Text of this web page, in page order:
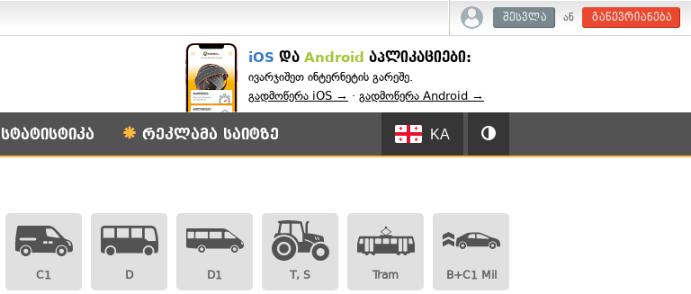
შესვლა ან გაწევრიანება
iOS და Android აპლიკაციები:
ივარჯიშეთ ინტერნეტის გარეშე.
გადმოწერა iOS → · გადმოწერა Android →
სტატისტიკა რეკლამა საიტზე KA
C1 D D1 T, S Tram B+C1 Mil